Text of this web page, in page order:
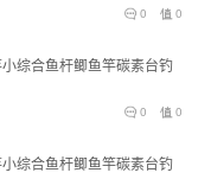
0
0
综合鱼杆鲫鱼竿碳素台钓
0
0
综合鱼杆鲫鱼竿碳素台钓